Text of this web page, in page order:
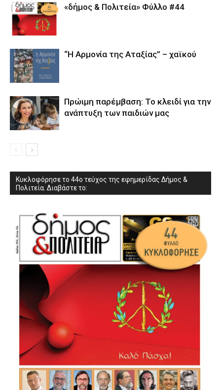
«δήμος & Πολιτεία» Φύλλο #44
“Η Αρμονία της Αταξίας” – χαϊκού
Πρώιμη παρέμβαση: Το κλειδί για την
ανάπτυξη των παιδιών µας
Κυκλοφόρησε το 44ο τεύχος της εφημερίδας Δήμος &
Πολιτεία. Διαβάστε το: